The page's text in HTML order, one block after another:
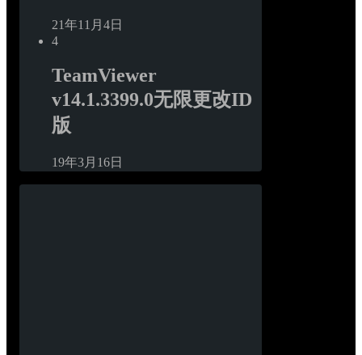
21年11月4日
4
TeamViewer
v14.1.3399.0无限更改ID
版
19年3月16日